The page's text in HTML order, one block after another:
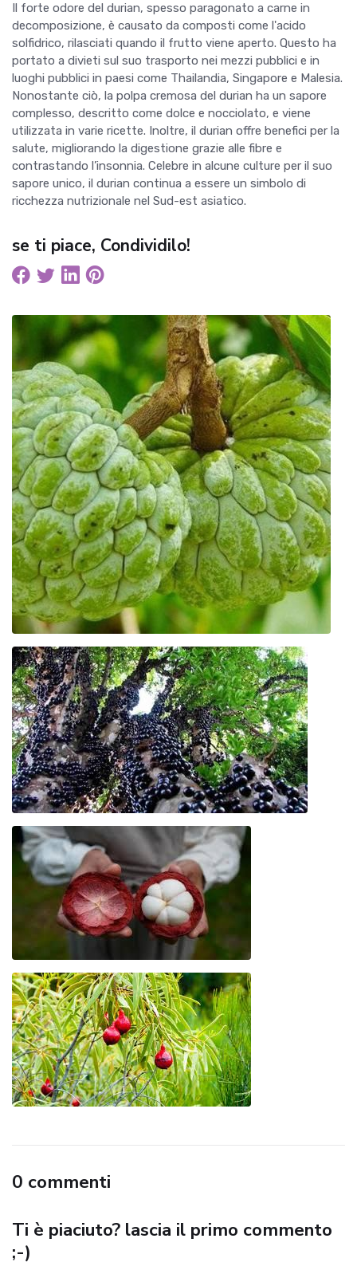
Il forte odore del durian, spesso paragonato a carne in
decomposizione, è causato da composti come l'acido
solfidrico, rilasciati quando il frutto viene aperto. Questo ha
portato a divieti sul suo trasporto nei mezzi pubblici e in
luoghi pubblici in paesi come Thailandia, Singapore e Malesia.
Nonostante ciò, la polpa cremosa del durian ha un sapore
complesso, descritto come dolce e nocciolato, e viene
utilizzata in varie ricette. Inoltre, il durian offre benefici per la
salute, migliorando la digestione grazie alle fibre e
contrastando l’insonnia. Celebre in alcune culture per il suo
sapore unico, il durian continua a essere un simbolo di
ricchezza nutrizionale nel Sud-est asiatico.
se ti piace, Condividilo!
0 commenti
Ti è piaciuto? lascia il primo commento
;-)